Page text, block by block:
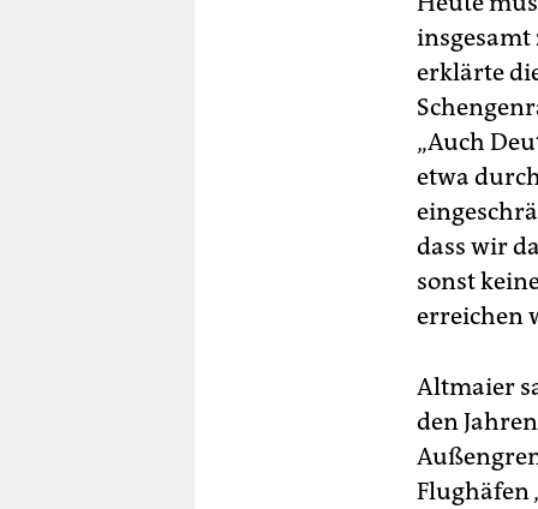
insgesamt
erklärte
„Auch
etwa
dass wir
sonst
erreichen
Altmaier
den
Flughäfen